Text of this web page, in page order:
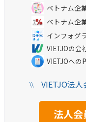
ベトナム企
ベトナム企
インフォグ
VIETJOの会
VIETJOへの
\\VIETJO法人